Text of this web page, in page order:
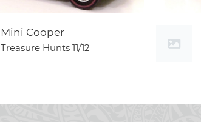
Mini Cooper
Treasure Hunts 11/12